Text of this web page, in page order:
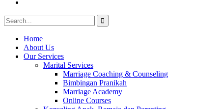
Search
for:
Home
About Us
Our Services
Marital Services
Marriage Coaching & Counseling
Bimbingan Pranikah
Marriage Academy
Online Courses